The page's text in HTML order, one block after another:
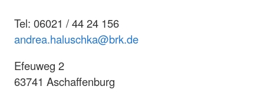
Tel: 06021 / 44 24 156
andrea.haluschka@brk.de
Efeuweg 2
63741 Aschaffenburg